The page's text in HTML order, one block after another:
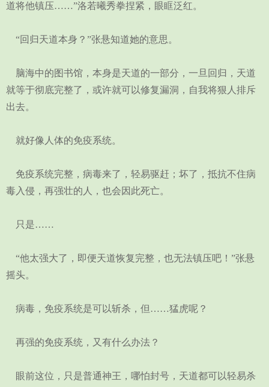
道将他镇压……”洛若曦秀拳捏紧，眼眶泛红。
“回归天道本身？”张悬知道她的意思。
脑海中的图书馆，本身是天道的一部分，一旦回归，天道
就等于彻底完整了，或许就可以修复漏洞，自我将狠人排斥
出去。
就好像人体的免疫系统。
免疫系统完整，病毒来了，轻易驱赶；坏了，抵抗不住病
毒入侵，再强壮的人，也会因此死亡。
只是……
“他太强大了，即便天道恢复完整，也无法镇压吧！”张悬
摇头。
病毒，免疫系统是可以斩杀，但……猛虎呢？
再强的免疫系统，又有什么办法？
眼前这位，只是普通神王，哪怕封号，天道都可以轻易杀